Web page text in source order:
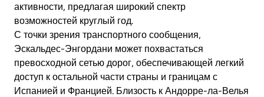
активности, предлагая широкий спектр
возможностей круглый год.
С точки зрения транспортного сообщения,
Эскальдес-Энгордани может похвастаться
превосходной сетью дорог, обеспечивающей легкий
доступ к остальной части страны и границам с
Испанией и Францией. Близость к Андорре-ла-Велья